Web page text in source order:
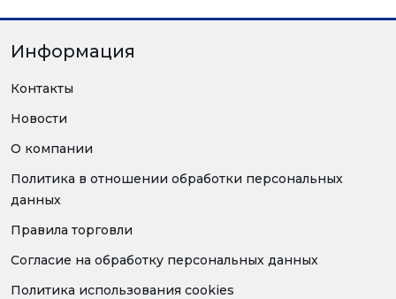
Информация
Контакты
Новости
О компании
Политика в отношении обработки персональных
данных
Правила торговли
Согласие на обработку персональных данных
Политика использования cookies